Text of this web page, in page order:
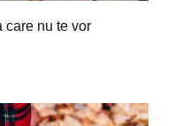
care nu te vor